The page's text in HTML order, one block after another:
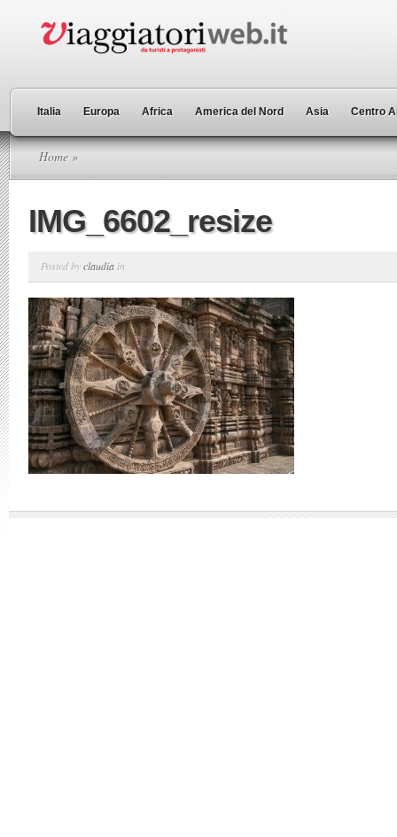
Italia Europa Africa America del Nord Asia Centro
Home »
IMG_6602_resize
Posted byclaudia in